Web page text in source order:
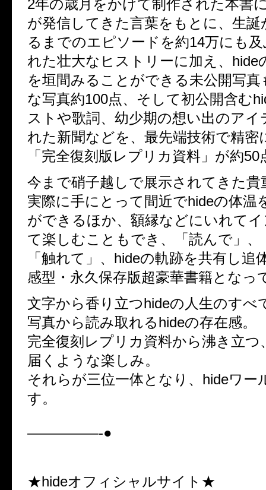
2年の歳月をかけて制作された本書
が発信してきた言葉をもとに、生誕
るまでのエピソードを約14万にも
れた壮大なヒストリーに加え、hide
を垣間みることができる未公開写真
な写真約100点、そして初公開含む
ストや歌詞、幼少期の想い出のアイ
れた新聞などを、最先端技術で精密
「完全復刻版レプリカ資料」が約50
今まで硝子越しで展示されてきた貴
実際に手にとって間近でhideの体温
ができるほか、額縁などにいれて
て楽しむこともでき、「読んで」、
「触れて」、hideの軌跡を共有し追
感型・永久保存版超豪華書籍となっ
文字から香り立つhideの人生のすべ
写真から読み取れるhideの存在感。
完全復刻レプリカ資料から沸き立つ
届くような楽しみ。
それらが三位一体となり、hideワー
す。
—————-●
★hideオフィシャルサイト★